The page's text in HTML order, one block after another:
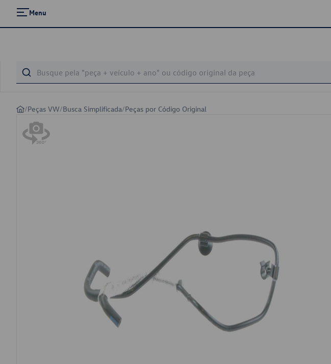
Menu
/Peças VW/Busca Simplificada/Peças por Código Original